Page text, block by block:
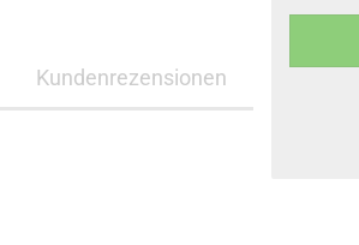
Kundenrezensionen